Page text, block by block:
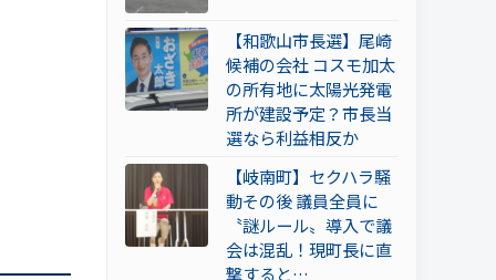
【和歌山市長選】尾崎
候補の会社 コスモ加太
の所有地に太陽光発電
所が建設予定？市長当
選なら利益相反か
【岐南町】セクハラ騒
動その後 議員全員に
〝謎ルール〟導入で議
会は混乱！現町長に直
撃すると…